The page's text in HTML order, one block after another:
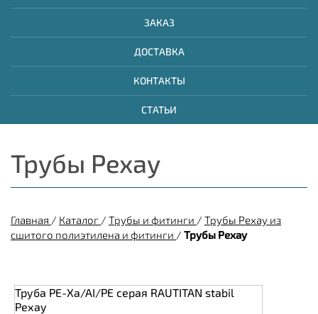
ЗАКАЗ
ДОСТАВКА
КОНТАКТЫ
СТАТЬИ
Трубы Рехау
Главная / Каталог / Трубы и фитинги / Трубы Рехау из
сшитого полиэтилена и фитинги / Трубы Рехау
Труба PE-Xa/AI/PE серая RAUTITAN stabil
Рехау